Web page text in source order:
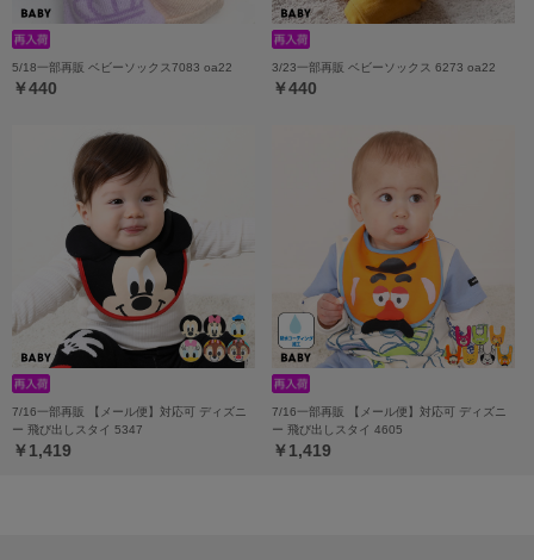
5/18一部再販 ベビーソックス7083 oa22
￥440
3/23一部再販 ベビーソックス 6273 oa22
￥440
7/16一部再販 【メール便】対応可 ディズニ
ー 飛び出しスタイ 5347
￥1,419
7/16一部再販 【メール便】対応可 ディズニ
ー 飛び出しスタイ 4605
￥1,419